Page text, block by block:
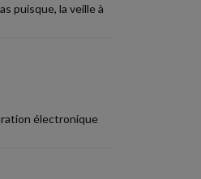
puisque, la veille à
électronique